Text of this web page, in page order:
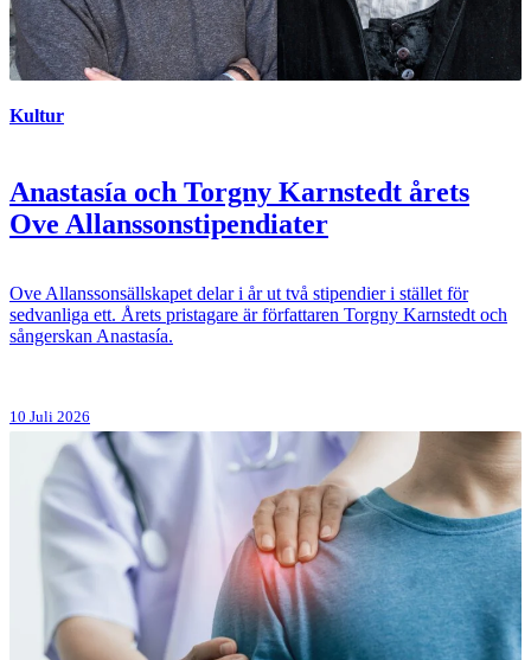
Kultur
Anastasía och Torgny Karnstedt årets
Ove Allanssonstipendiater
Ove Allanssonsällskapet delar i år ut två stipendier i stället för
sedvanliga ett. Årets pristagare är författaren Torgny Karnstedt och
sångerskan Anastasía.
10 Juli 2026